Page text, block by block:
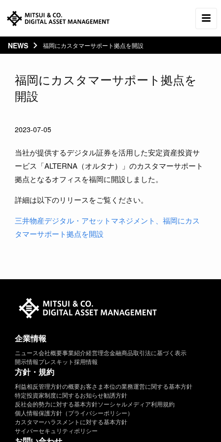
NEWS 福岡にカスタマーサポート拠点を開設
福岡にカスタマーサポート拠点を
開設
2023-07-05
当社が提供するデジタル証券を活用した安定資産投資サ
ービス「ALTERNA（オルタナ）」のカスタマーサポート
拠点となるオフィスを福岡に開設しました。
詳細は以下のリリースをご覧ください。
三井物産デジタル・アセットマネジメント、福岡にカス
タマーサポート拠点を開設
企業情報
ニュース会社概要事業紹介経営理念金融商品取引法に基づく表示
開示情報プレスキット採用情報
方針・規約
利益相反管理方針の概要お客さま本位の業務運営に関する基本方針
特定投資家制度に関するお知らせ勧誘方針
反社会的勢力に対する基本方針ソーシャルメディア利用規約
個人情報保護方針（プライバシーポリシー）
カスタマーハラスメントに対する基本方針
サイバーセキュリティポリシー